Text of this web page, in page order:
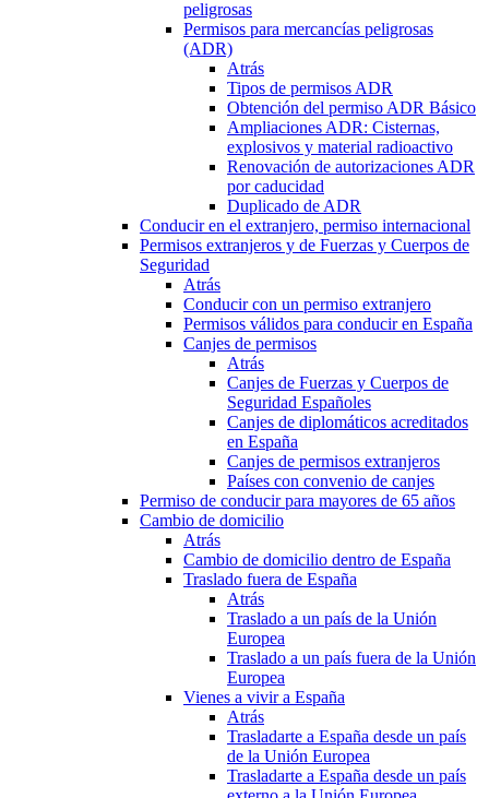
peligrosas
Permisos para mercancías peligrosas
(ADR)
Atrás
Tipos de permisos ADR
Obtención del permiso ADR Básico
Ampliaciones ADR: Cisternas,
explosivos y material radioactivo
Renovación de autorizaciones ADR
por caducidad
Duplicado de ADR
Conducir en el extranjero, permiso internacional
Permisos extranjeros y de Fuerzas y Cuerpos de
Seguridad
Atrás
Conducir con un permiso extranjero
Permisos válidos para conducir en España
Canjes de permisos
Atrás
Canjes de Fuerzas y Cuerpos de
Seguridad Españoles
Canjes de diplomáticos acreditados
en España
Canjes de permisos extranjeros
Países con convenio de canjes
Permiso de conducir para mayores de 65 años
Cambio de domicilio
Atrás
Cambio de domicilio dentro de España
Traslado fuera de España
Atrás
Traslado a un país de la Unión
Europea
Traslado a un país fuera de la Unión
Europea
Vienes a vivir a España
Atrás
Trasladarte a España desde un país
de la Unión Europea
Trasladarte a España desde un país